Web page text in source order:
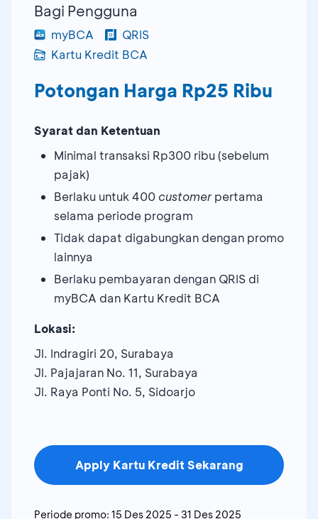
Bagi Pengguna
myBCA
QRIS
Kartu Kredit BCA
Potongan Harga Rp25 Ribu
Syarat dan Ketentuan
Minimal transaksi Rp300 ribu (sebelum
pajak)
Berlaku untuk 400 customerpertama
selama periode program
Tidak dapat digabungkan dengan promo
lainnya
Berlaku pembayaran dengan QRIS di
myBCA dan Kartu Kredit BCA
Lokasi:
Jl. Indragiri 20, Surabaya
Jl. Pajajaran No. 11, Surabaya
Jl. Raya Ponti No. 5, Sidoarjo
Apply Kartu Kredit Sekarang
Periode promo: 15 Des 2025 - 31 Des 2025